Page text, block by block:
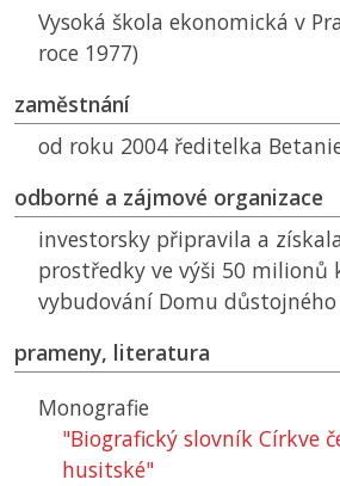
Vysoká škola ekonomická v
roce 1977)
zaměstnání
od roku 2004 ředitelka
odborné a zájmové organizace
investorsky připravila a
prostředky ve výši 50 milionů
vybudování Domu
prameny, literatura
Monografie
"Biografický slovník Církve
husitské"